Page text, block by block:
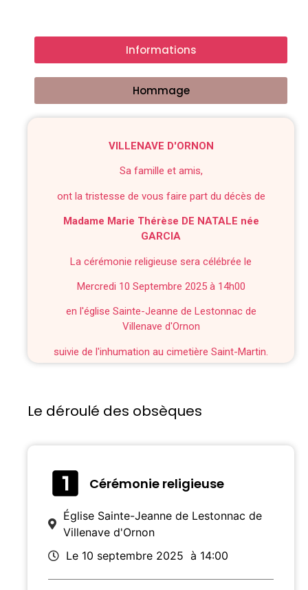
Informations
Hommage
VILLENAVE D'ORNON
Sa famille et amis,
ont la tristesse de vous faire part du décès de
Madame Marie Thérèse DE NATALE née
GARCIA
La cérémonie religieuse sera célébrée le
Mercredi 10 Septembre 2025 à 14h00
en l'église Sainte-Jeanne de Lestonnac de
Villenave d'Ornon
suivie de l'inhumation au cimetière Saint-Martin.
Le déroulé des obsèques
Cérémonie religieuse
Église Sainte-Jeanne de Lestonnac de
Villenave d'Ornon
Le 10 septembre 2025 à 14:00